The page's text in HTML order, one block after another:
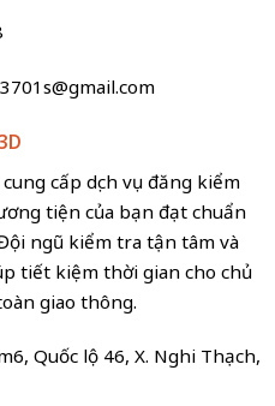
cấp dịch vụ đăng kiểm
tiện của bạn đạt chuẩn
ngũ kiểm tra tận tâm và
tiết kiệm thời gian cho chủ
giao thông.
Quốc lộ 46, X. Nghi Thạch,